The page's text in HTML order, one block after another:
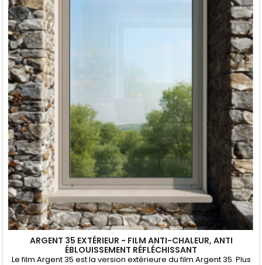
ARGENT 35 EXTÉRIEUR - FILM ANTI-CHALEUR, ANTI
ÉBLOUISSEMENT RÉFLÉCHISSANT
Le film Argent 35 est la version extérieure du film Argent 35. Plus